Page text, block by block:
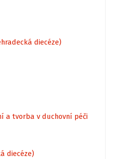
diecéze)
a tvorba v duchovní péči
diecéze)